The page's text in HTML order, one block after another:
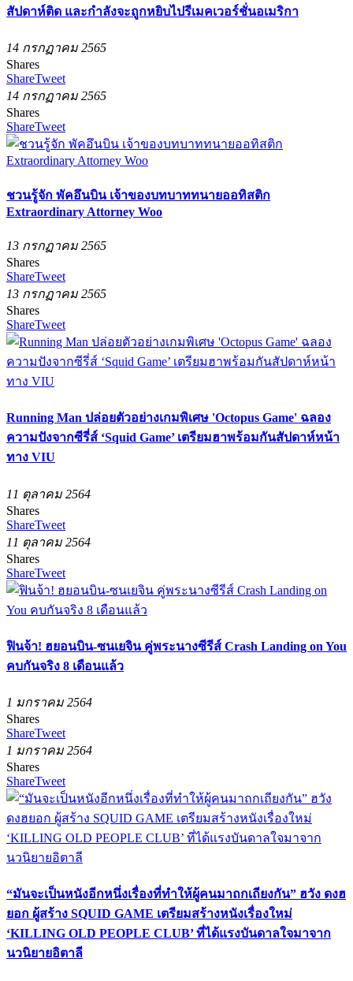
สัปดาห์ติด และกำลังจะถูกหยิบไปรีเมคเวอร์ชั่นอเมริกา
14 กรกฏาคม 2565
Shares
ShareTweet
14 กรกฏาคม 2565
Shares
ShareTweet
ชวนรู้จัก พัคอึนบิน เจ้าของบทบาททนายออทิสติก
Extraordinary Attorney Woo
13 กรกฏาคม 2565
Shares
ShareTweet
13 กรกฏาคม 2565
Shares
ShareTweet
Running Man ปล่อยตัวอย่างเกมพิเศษ 'Octopus Game' ฉลอง
ความปังจากซีรี่ส์ ‘Squid Game’ เตรียมฮาพร้อมกันสัปดาห์หน้า
ทาง VIU
11 ตุลาคม 2564
Shares
ShareTweet
11 ตุลาคม 2564
Shares
ShareTweet
ฟินจ้า! ฮยอนบิน-ซนเยจิน คู่พระนางซีรีส์ Crash Landing on You
คบกันจริง 8 เดือนแล้ว
1 มกราคม 2564
Shares
ShareTweet
1 มกราคม 2564
Shares
ShareTweet
“มันจะเป็นหนังอีกหนึ่งเรื่องที่ทำให้ผู้คนมาถกเถียงกัน” ฮวัง ดงฮ
ยอก ผู้สร้าง SQUID GAME เตรียมสร้างหนังเรื่องใหม่
‘KILLING OLD PEOPLE CLUB’ ที่ได้แรงบันดาลใจมาจาก
นวนิยายอิตาลี